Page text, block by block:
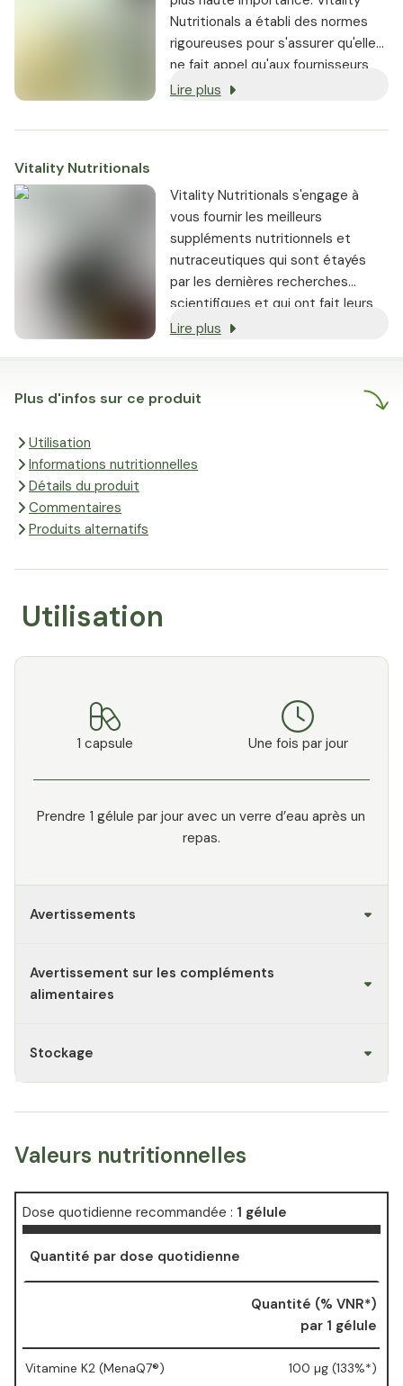
Nutritionals a établi des normes
rigoureuses pour s'assurer qu'elle
ne fait appel qu'aux fournisseurs
les plus réputés.
Lire plus
Plus d'infos sur ce produit
Utilisation
Informations nutritionnelles
Détails du produit
Commentaires
Produits alternatifs
Utilisation
1 capsule Une fois par jour
Prendre 1 gélule par jour avec un verre d’eau après un
repas.
Avertissements
Avertissement sur les compléments
alimentaires
Stockage
Valeurs nutritionnelles
Dose quotidienne recommandée : 1 gélule
Quantité par dose quotidienne
Quantité (% VNR*)
par 1 gélule
Vitamine K2 (MenaQ7®) 100 µg (133%*)
Vitality Nutritionals
Vitality Nutritionals s'engage à
vous fournir les meilleurs
suppléments nutritionnels et
nutraceutiques qui sont étayés
par les dernières recherches
scientifiques et qui ont fait leurs
preuves.
Lire plus